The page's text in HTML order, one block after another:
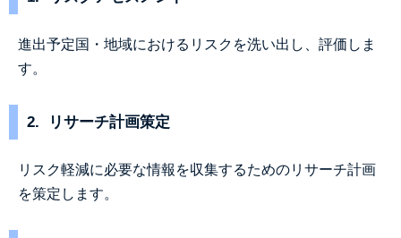
進出予定国・地域におけるリスクを洗い出し、評価しま
す。
2. リサーチ計画策定
リスク軽減に必要な情報を収集するためのリサーチ計画
を策定します。